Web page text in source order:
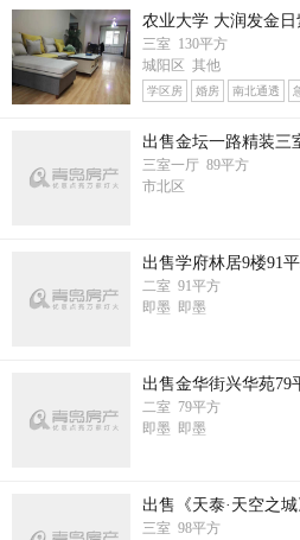
三室 130平方
城阳区 其他
学区房 婚房 南北通透
出售金坛一路精装三
三室一厅 89平方
市北区
出售学府林居9楼91
二室 91平方
即墨 即墨
出售金华街兴华苑79
二室 79平方
即墨 即墨
出售《天泰·天空之城
三室 98平方